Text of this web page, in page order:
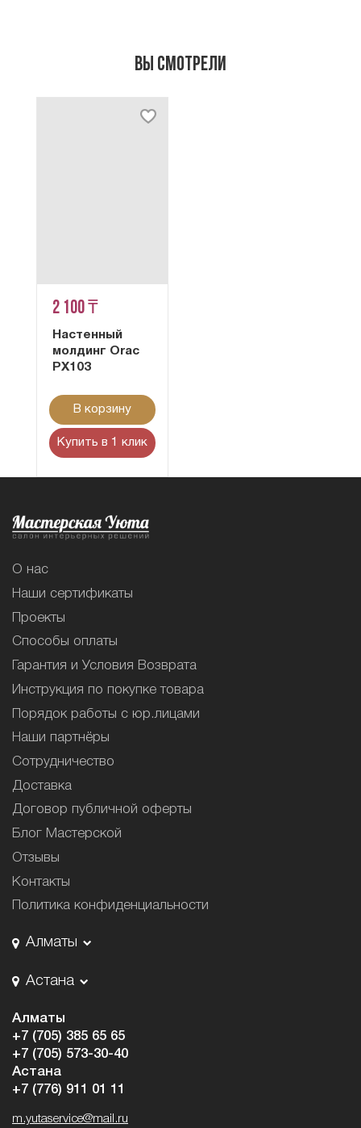
Вы смотрели
2 100 ₸
Настенный
молдинг Orac
PX103
В корзину
Купить в 1 клик
О нас
Наши сертификаты
Проекты
Способы оплаты
Гарантия и Условия Возврата
Инструкция по покупке товара
Порядок работы с юр.лицами
Наши партнёры
Сотрудничество
Доставка
Договор публичной оферты
Блог Мастерской
Отзывы
Контакты
Политика конфиденциальности
Алматы
Астана
Алматы
+7 (705) 385 65 65
+7 (705) 573-30-40
Астана
+7 (776) 911 01 11
m.yutaservice@mail.ru